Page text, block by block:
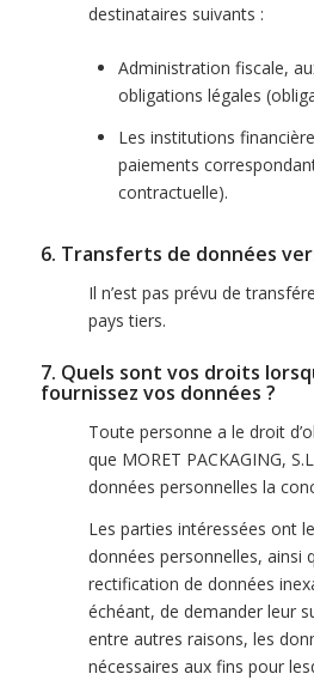
destinataires suivants :
Administration fiscale,
obligations légales
Les institutions
paiements
contractuelle).
6. Transferts de données
Il n’est pas prévu de
pays tiers.
7. Quels sont vos droits
fournissez vos données ?
Toute personne a le droit
que MORET PACKAGING,
données personnelles la
Les parties intéressées ont
données personnelles, ainsi
rectification de données
échéant, de demander leur
entre autres raisons, les
nécessaires aux fins pour